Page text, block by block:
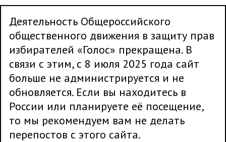
Деятельность Общероссийского
общественного движения в защиту прав
избирателей «Голос» прекращена. В
связи с этим, с 8 июля 2025 года сайт
больше не администрируется и не
обновляется. Если вы находитесь в
России или планируете её посещение,
то мы рекомендуем вам не делать
перепостов с этого сайта.